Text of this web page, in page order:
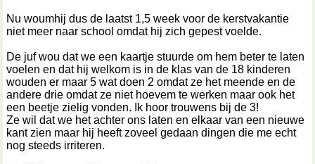
Nu woumhij dus de laatst 1,5 week voor de kerstvakantie
niet meer naar school omdat hij zich gepest voelde.
De juf wou dat we een kaartje stuurde om hem beter te laten
voelen en dat hij welkom is in de klas van de 18 kinderen
wouden er maar 5 wat doen 2 omdat ze het meende en de
andere drie omdat ze niet hoevem te werken maar ook het
een beetje zielig vonden. Ik hoor trouwens bij de 3!
Ze wil dat we het achter ons laten en elkaar van een nieuwe
kant zien maar hij heeft zoveel gedaan dingen die me echt
nog steeds irriteren.